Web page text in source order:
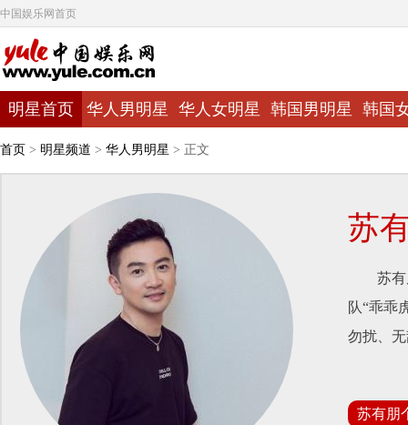
中国娱乐网首页
明星首页 华人男明星 华人女明星 韩国男明星 韩国
首页 > 明星频道 > 华人男明星 > 正文
苏
苏有朋
队“乖乖
勿扰、
苏有朋